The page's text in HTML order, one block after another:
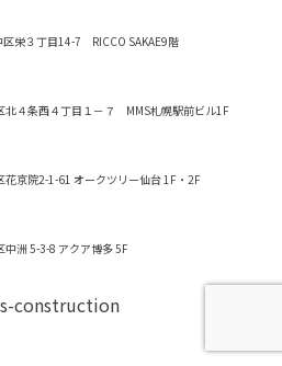
栄３丁目14-7 RICCO SAKAE9階
北４条西４丁目１－７ MMS札幌駅前ビル1F
京院2-1-61 オークツリー仙台 1F・2F
洲 5-3-8 アクア博多 5F
construction